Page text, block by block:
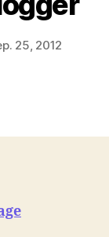
25, 2012